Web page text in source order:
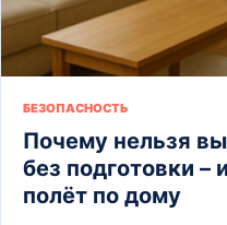
БЕЗОПАСНОСТЬ
Почему нельзя
без подготовки –
полёт по дому